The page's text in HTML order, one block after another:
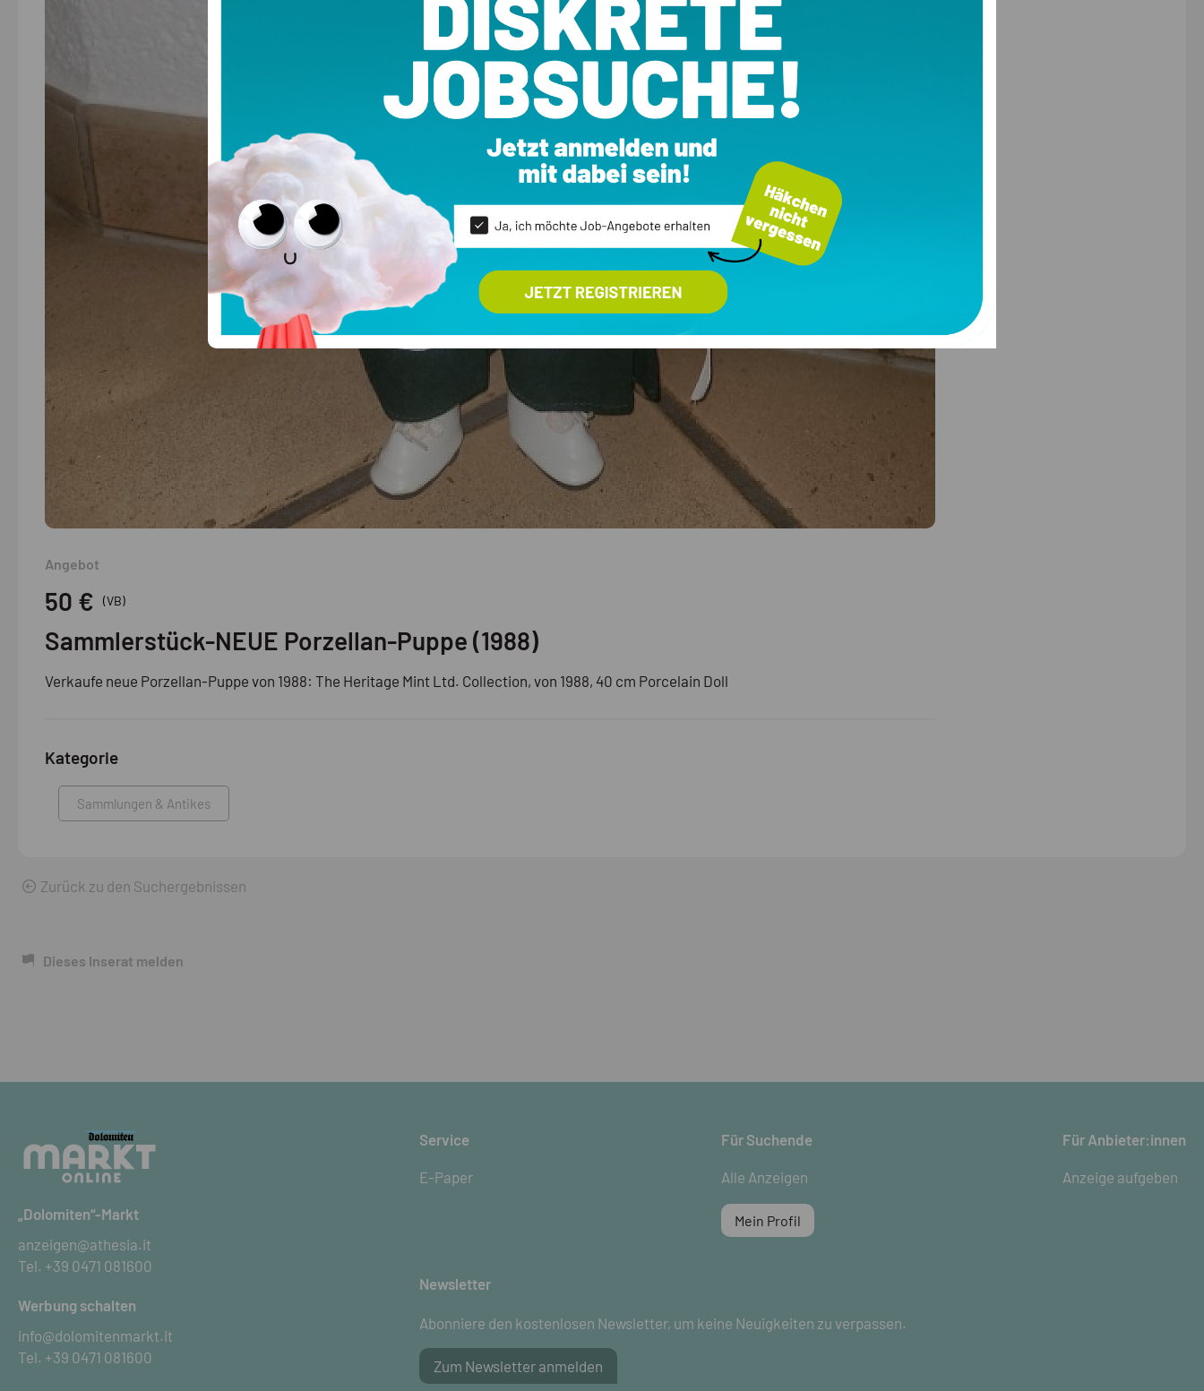
Angebot
50 € (VB)
Sammlerstück-NEUE Porzellan-Puppe (1988)
Verkaufe neue Porzellan-Puppe von 1988: The Heritage Mint Ltd. Collection, von 1988, 40 cm Porcelain Doll
Kategorie
Sammlungen & Antikes
Zurück zu den Suchergebnissen
Dieses Inserat melden
„Dolomiten“-Markt
anzeigen@athesia.it
Tel. +39 0471 081600
Werbung schalten
info@dolomitenmarkt.it
Tel. +39 0471 081600
Service
E-Paper
Für Suchende
Alle Anzeigen
Mein Profil
Für Anbieter:innen
Anzeige aufgeben
Newsletter
Abonniere den kostenlosen Newsletter, um keine Neuigkeiten zu verpassen.
Zum Newsletter anmelden